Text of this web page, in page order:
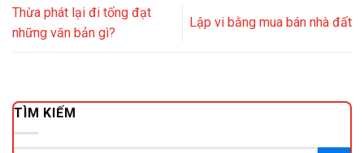
Thừa phát lại đi tống đạt
những văn bản gì?
Lập vi bằng mua bán nhà đất
TÌM KIẾM